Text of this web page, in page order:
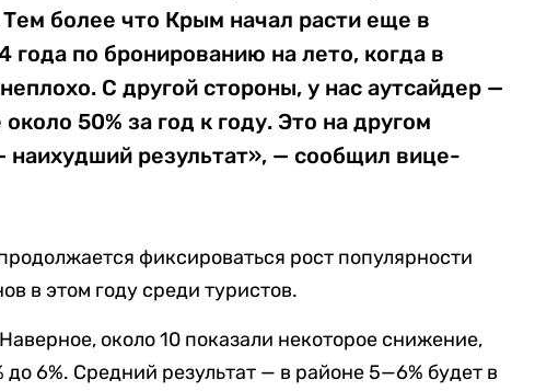
более что Крым начал расти еще в
года по бронированию на лето, когда в
С другой стороны, у нас аутсайдер —
50% за год к году. Это на другом
наихудший результат», — сообщил вице-
фиксироваться рост популярности
в этом году среди туристов.
около 10 показали некоторое снижение,
до 6%. Средний результат — в районе 5—6% будет в